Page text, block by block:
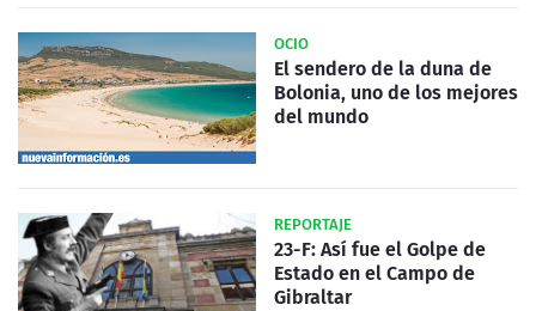
OCIO
El sendero de la duna de
Bolonia, uno de los mejores
del mundo
REPORTAJE
23-F: Así fue el Golpe de
Estado en el Campo de
Gibraltar